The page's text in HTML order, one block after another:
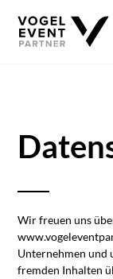
Wir freuen uns
Unternehmen und
fremden Inhalten